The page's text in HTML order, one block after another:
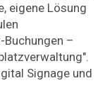
eigene Lösung
–
Signage und